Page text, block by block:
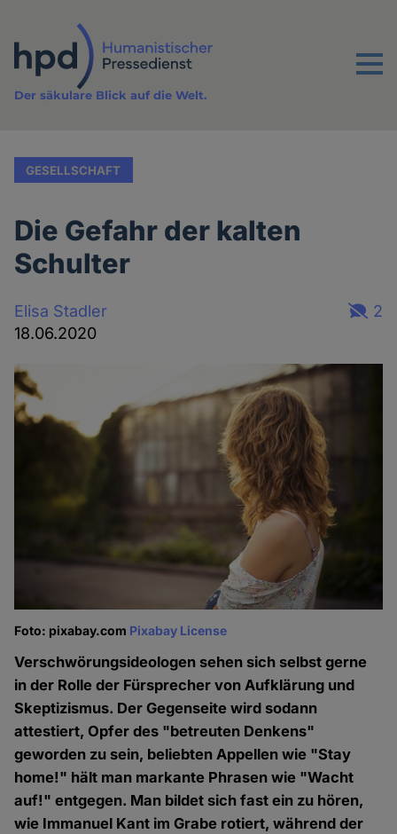
Inhalt
Menu
Der säkulare Blick auf die Welt.
GESELLSCHAFT
Die Gefahr der kalten
Schulter
Elisa Stadler
18.06.2020
2
Foto: pixabay.com Pixabay License
Verschwörungsideologen sehen sich selbst gerne
in der Rolle der Fürsprecher von Aufklärung und
Skeptizismus. Der Gegenseite wird sodann
attestiert, Opfer des "betreuten Denkens"
geworden zu sein, beliebten Appellen wie "Stay
home!" hält man markante Phrasen wie "Wacht
auf!" entgegen. Man bildet sich fast ein zu hören,
wie Immanuel Kant im Grabe rotiert, während der